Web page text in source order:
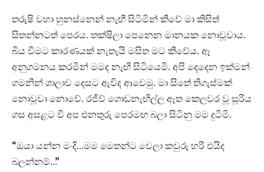
තරුෂි වහා හුනස්නෙන් නැඟී සිටිමින් කීවේ මා කිසිත්
සිතන්නටත් පෙරය. තක්ෂිලා පෙනෙන මානයක නොවූවාය.
බිය වීමට කාරණයක් නැතැයි මසිත මට කීවේය. ඈ
අනුගමනය කරමින් මමද නැඟී සිටියෙමි. අපි දෙදෙන ඉක්මන්
ගමනින් ශාලාව දෙසට ඇවිද ආවෙමු. මා සිතේ තිගැස්මක්
නොවූවා නොවේ. රජිව් ගොඩනැඟිල්ල ඈත කෙලවර වූ සූරිය
ගස අසළට වී අප එනතුරු පෙරමඟ බලා සිටිනු මම දුටිමි.
“ඔයා යන්න මංදි…මම මෙතන්ට වෙලා කවුරු හරි එයිද
බලන්නම්…”